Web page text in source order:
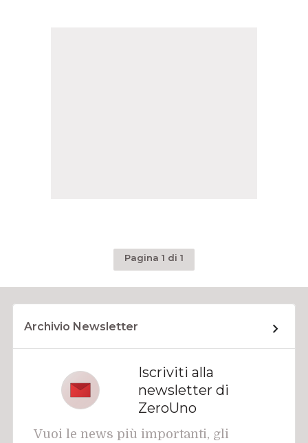
Pagina 1 di 1
Archivio Newsletter
Iscriviti alla
newsletter di
ZeroUno
Vuoi le news più importanti, gli